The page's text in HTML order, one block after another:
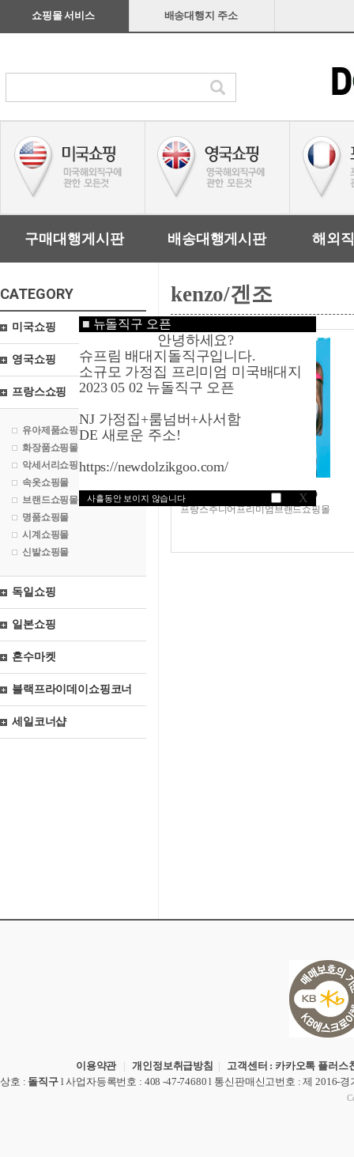
■ 뉴돌직구 오픈
안녕하세요?
슈프림 배대지돌직구입니다.
소규모 가정집 프리미엄 미국배대지
2023 05 02 뉴돌직구 오픈
NJ 가정집+룸넘버+사서함
DE 새로운 주소!
https://newdolzikgoo.com/
사흘동안 보이지 않습니다 X
쇼핑몰 서비스 배송대행지 주소
구매대행게시판 배송대행게시판 해외
CATEGORY
미국쇼핑
영국쇼핑
프랑스쇼핑
유아제품쇼핑몰
화장품쇼핑몰
악세서리쇼핑몰
속옷쇼핑몰
브랜드쇼핑몰
명품쇼핑몰
시계쇼핑몰
신발쇼핑몰
독일쇼핑
일본쇼핑
혼수마켓
블랙프라이데이쇼핑코너
세일코너샵
kenzo/겐조
메리조닷컴/겐조/kenzo
프랑스주니어프리미엄브랜드쇼핑몰
이용약관 |개인정보취급방침 | 고객센터 : 카카오톡 플러스
상호 : 돌직구 l사업자등록번호 : 408 -47-74680 l 통신판매신고번호 : 제 2016-